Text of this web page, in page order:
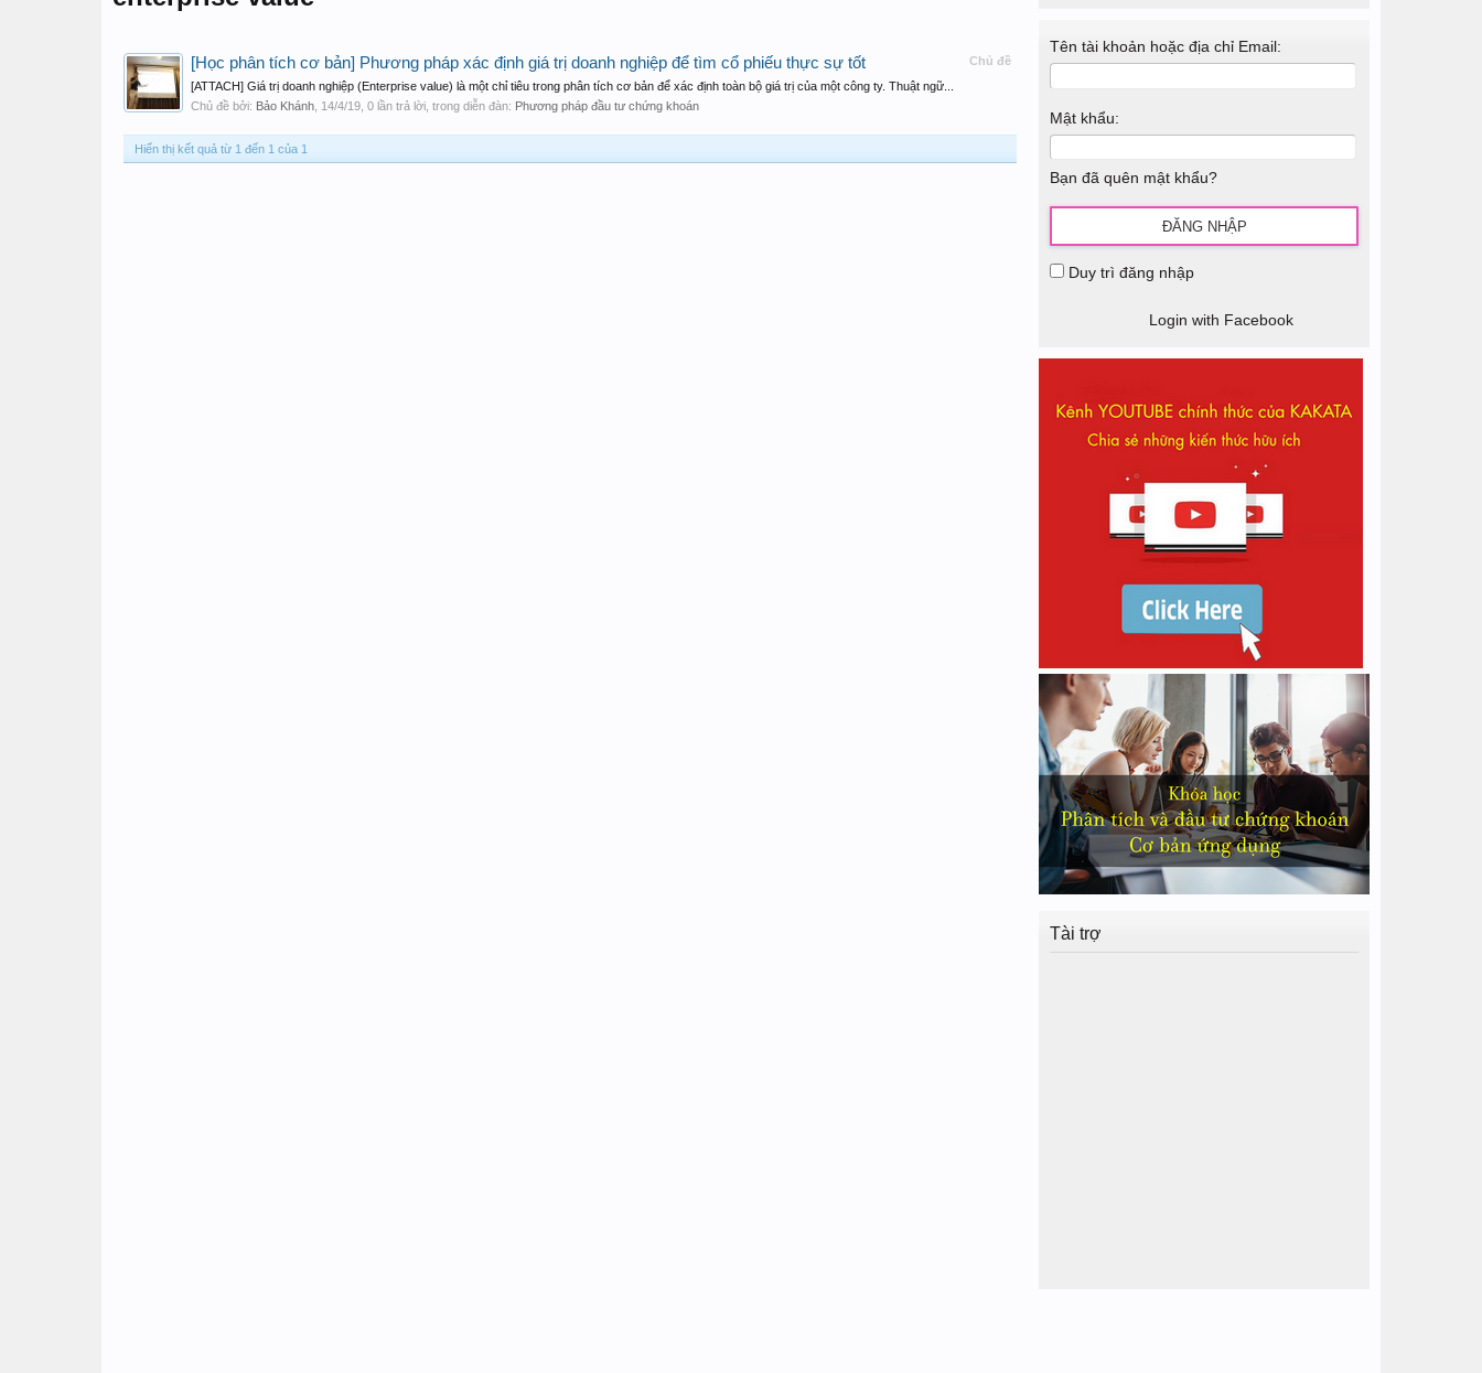
Chủ đề
[Học phân tích cơ bản] Phương pháp xác định giá trị doanh nghiệp để tìm cổ phiếu thực sự tốt
[ATTACH] Giá trị doanh nghiệp (Enterprise value) là một chỉ tiêu trong phân tích cơ bản để xác định toàn bộ giá trị của một công ty. Thuật ngữ...
Chủ đề bởi: Bảo Khánh 14/4/19 , 0 lần trả lời, trong diễn đàn: Phương pháp đầu tư chứng khoán
Hiển thị kết quả từ 1 đến 1 của 1
Tên tài khoản hoặc địa chỉ Email:
Mật khẩu:
Bạn đã quên mật khẩu?
Duy trì đăng nhập
Login with Facebook
Tài trợ